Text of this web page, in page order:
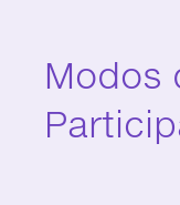
Modos